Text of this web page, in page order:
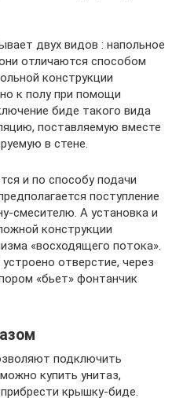
двух видов : напольное
отличаются способом
конструкции
к полу при помощи
биде такого вида
поставляемую вместе
в стене.
и по способу подачи
поступление
смесителю. А установка и
конструкции
«восходящего потока».
отверстие, через
«бьет» фонтанчик
подключить
купить унитаз,
крышку-биде.